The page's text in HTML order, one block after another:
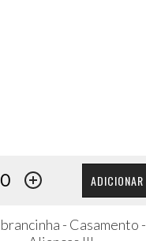
ADICIONAR
- Casamento -